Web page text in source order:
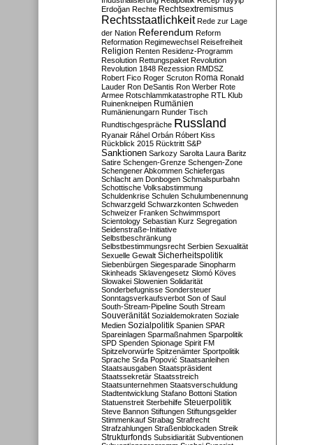
Erdoğan Rechte Rechtsextremismus
Rechtsstaatlichkeit Rede zur Lage
der Nation Referendum Reform
Reformation Regimewechsel Reisefreiheit
Religion Renten Residenz-Programm
Resolution Rettungspaket Revolution
Revolution 1848 Rezession RMDSZ
Robert Fico Roger Scruton Roma Ronald
Lauder Ron DeSantis Ron Werber Rote
Armee Rotschlammkatastrophe RTL Klub
Ruinenkneipen Rumänien
Rumänienungarn Runder Tisch
Rundtischgespräche Russland
Ryanair Ráhel Orbán Róbert Kiss
Rückblick 2015 Rücktritt S&P
Sanktionen Sarkozy Sarolta Laura Baritz
Satire Schengen-Grenze Schengen-Zone
Schengener Abkommen Schiefergas
Schlacht am Donbogen Schmalspurbahn
Schottische Volksabstimmung
Schuldenkrise Schulen Schulumbenennung
Schwarzgeld Schwarzkonten Schweden
Schweizer Franken Schwimmsport
Scientology Sebastian Kurz Segregation
Seidenstraße-Initiative
Selbstbeschränkung
Selbstbestimmungsrecht Serbien Sexualität
Sexuelle Gewalt Sicherheitspolitik
Siebenbürgen Siegesparade Sinopharm
Skinheads Sklavengesetz Slomó Köves
Slowakei Slowenien Solidarität
Sonderbefugnisse Sondersteuer
Sonntagsverkaufsverbot Son of Saul
South-Stream-Pipeline South Stream
Souveränität Sozialdemokraten Soziale
Medien Sozialpolitik Spanien SPAR
Spareinlagen Sparmaßnahmen Sparpolitik
SPD Spenden Spionage Spirit FM
Spitzelvorwürfe Spitzenämter Sportpolitik
Sprache Srđa Popović Staatsanleihen
Staatsausgaben Staatspräsident
Staatssekretär Staatsstreich
Staatsunternehmen Staatsverschuldung
Stadtentwicklung Stafano Bottoni Station
Statuenstreit Sterbehilfe Steuerpolitik
Steve Bannon Stiftungen Stiftungsgelder
Stimmenkauf Strabag Strafrecht
Strafzahlungen Straßenblockaden Streik
Strukturfonds Subsidiarität Subventionen